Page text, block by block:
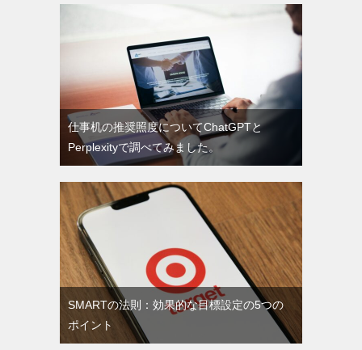
仕事机の推奨照度についてChatGPTと
Perplexityで調べてみました。
SMARTの法則：効果的な目標設定の5つの
ポイント